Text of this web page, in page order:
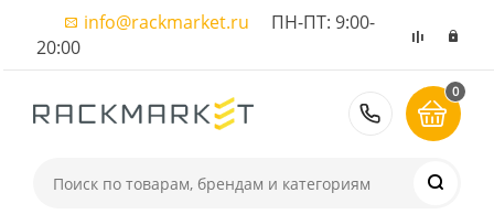
info@rackmarket.ru ПН-ПТ: 9:00-
20:00
8 (495)
0